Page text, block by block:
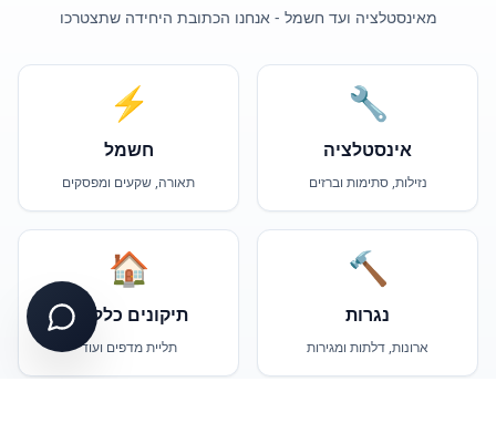
מאינסטלציה ועד חשמל - אנחנו הכתובת היחידה שתצטרכו
🔧
אינסטלציה
נזילות, סתימות וברזים
⚡
חשמל
תאורה, שקעים ומפסקים
🔨
נגרות
ארונות, דלתות ומגירות
🏠
תיקונים כלליים
תליית מדפים ועוד